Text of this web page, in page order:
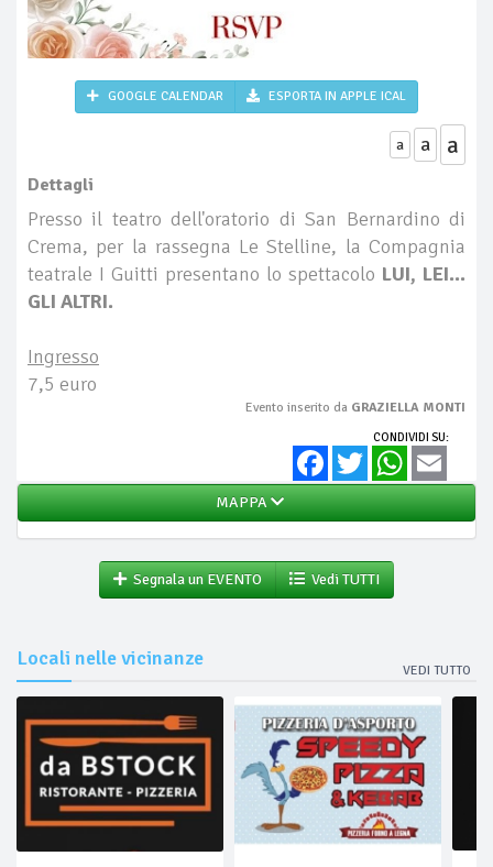
GOOGLE CALENDAR ESPORTA IN APPLE ICAL
a a a
Dettagli
Presso il teatro dell'oratorio di San Bernardino di
Crema, per la rassegna Le Stelline, la Compagnia
teatrale I Guitti presentano lo spettacolo LUI, LEI...
GLI ALTRI.
Ingresso
7,5 euro
Evento inserito da GRAZIELLA MONTI
CONDIVIDI SU:
FacebookTwitter WhatsApp
MAPPA
Segnala un EVENTO Vedi TUTTI
Locali nelle vicinanze
VEDI TUTTO